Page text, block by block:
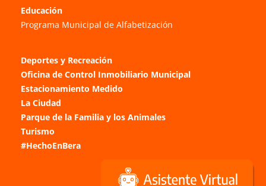
Educación
Programa Municipal de Alfabetización
Deportes y Recreación
Oficina de Control Inmobiliario Municipal
Estacionamiento Medido
La Ciudad
Parque de la Familia y los Animales
Turismo
#HechoEnBera